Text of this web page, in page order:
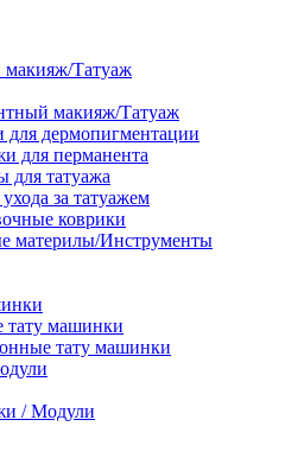
Татуаж
макияж/Татуаж
дермопигментации
для перманента
для татуажа
за татуажем
коврики
материлы/Инструменты
тату машинки
тату машинки
/ Модули